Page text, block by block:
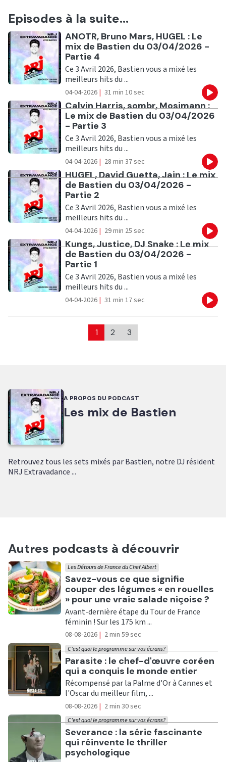
Episodes à la suite...
Ecouter
ANOTR, Bruno Mars, HUGEL : Le
mix de Bastien du 03/04/2026 -
Partie 4
Ce 3 Avril 2026, Bastien vous a mixé les
meilleurs hits du ...
04-04-2026 | 31 min 10 sec
Ecouter
Calvin Harris, sombr, Mosimann :
Le mix de Bastien du 03/04/2026
- Partie 3
Ce 3 Avril 2026, Bastien vous a mixé les
meilleurs hits du ...
04-04-2026 | 28 min 37 sec
Ecouter
HUGEL, David Guetta, Jain : Le mix
de Bastien du 03/04/2026 -
Partie 2
Ce 3 Avril 2026, Bastien vous a mixé les
meilleurs hits du ...
04-04-2026 | 29 min 25 sec
Ecouter
Kungs, Justice, DJ Snake : Le mix
de Bastien du 03/04/2026 -
Partie 1
Ce 3 Avril 2026, Bastien vous a mixé les
meilleurs hits du ...
04-04-2026 | 31 min 17 sec
1 2 3
A PROPOS DU PODCAST
Les mix de Bastien
Retrouvez tous les sets mixés par Bastien, notre DJ résident
NRJ Extravadance ...
Autres podcasts à découvrir
Ecouter
Savez-vous ce que signifie
couper des légumes « en rouelles
» pour une vraie salade niçoise ?
Les Détours de France du Chef Albert
Avant-dernière étape du Tour de France
féminin ! Sur les 175 km ...
08-08-2026 | 2 min 59 sec
Ecouter
Parasite : le chef-d'œuvre coréen
qui a conquis le monde entier
C'est quoi le programme sur vos écrans?
Récompensé par la Palme d'Or à Cannes et
l'Oscar du meilleur film, ...
08-08-2026 | 2 min 30 sec
Ecouter
Severance : la série fascinante
qui réinvente le thriller
psychologique
C'est quoi le programme sur vos écrans?